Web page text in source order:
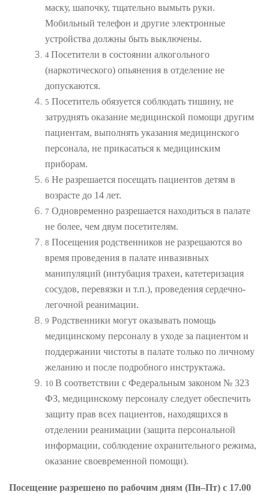
маску, шапочку, тщательно вымыть руки.
Мобильный телефон и другие электронные
устройства должны быть выключены.
4 Посетители в состоянии алкогольного
(наркотического) опьянения в отделение не
допускаются.
5 Посетитель обязуется соблюдать тишину, не
затруднять оказание медицинской помощи другим
пациентам, выполнять указания медицинского
персонала, не прикасаться к медицинским
приборам.
6 Не разрешается посещать пациентов детям в
возрасте до 14 лет.
7 Одновременно разрешается находиться в палате
не более, чем двум посетителям.
8 Посещения родственников не разрешаются во
время проведения в палате инвазивных
манипуляций (интубация трахеи, катетеризация
сосудов, перевязки и т.п.), проведения сердечно-
легочной реанимации.
9 Родственники могут оказывать помощь
медицинскому персоналу в уходе за пациентом и
поддержании чистоты в палате только по личному
желанию и после подробного инструктажа.
10 В соответствии с Федеральным законом № 323
ФЗ, медицинскому персоналу следует обеспечить
защиту прав всех пациентов, находящихся в
отделении реанимации (защита персональной
информации, соблюдение охранительного режима,
оказание своевременной помощи).
Посещение разрешено по рабочим дням (Пн–Пт) с 17.00